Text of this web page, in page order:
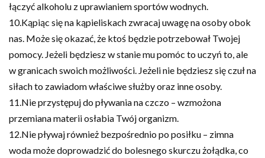
łączyć alkoholu z uprawianiem sportów wodnych.
10.Kąpiąc się na kąpieliskach zwracaj uwagę na osoby obok
nas. Może się okazać, że ktoś będzie potrzebował Twojej
pomocy. Jeżeli będziesz w stanie mu pomóc to uczyń to, ale
w granicach swoich możliwości. Jeżeli nie będziesz się czuł na
siłach to zawiadom właściwe służby oraz inne osoby.
11.Nie przystępuj do pływania na czczo – wzmożona
przemiana materii osłabia Twój organizm.
12.Nie pływaj również bezpośrednio po posiłku – zimna
woda może doprowadzić do bolesnego skurczu żołądka, co